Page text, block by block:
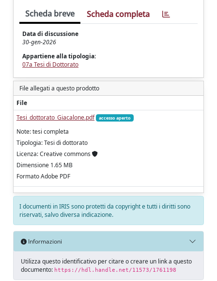
Scheda breve Scheda completa
Data di discussione
30-gen-2026
Appartiene alla tipologia:
07a Tesi di Dottorato
File allegati a questo prodotto
File
Tesi_dottorato_Giacalone.pdf
accesso aperto
Note: tesi completa
Tipologia: Tesi di dottorato
Licenza: Creative commons
Dimensione 1.65 MB
Formato Adobe PDF
I documenti in IRIS sono protetti da copyright e tutti i diritti sono
riservati, salvo diversa indicazione.
Informazioni
Utilizza questo identificativo per citare o creare un link a questo
documento: https://hdl.handle.net/11573/1761198